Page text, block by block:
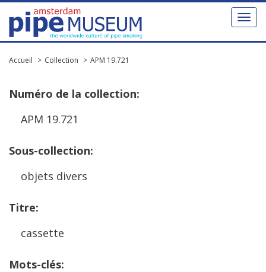
Toggle
Accueil Collection APM 19.721
Numéro de la collection:
APM 19.721
Sous-collection:
objets divers
Titre:
cassette
Mots-clés: